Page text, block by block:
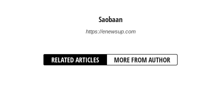
Saobaan
https://enewsup.com
RELATED ARTICLES MORE FROM AUTHOR